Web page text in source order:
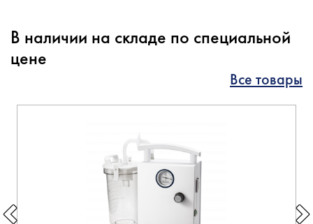
В наличии на складе по специальной
цене
Все товары